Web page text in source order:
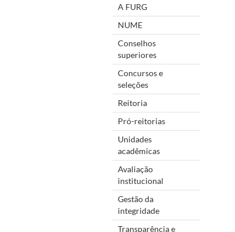
A FURG
NUME
Conselhos
superiores
Concursos e
seleções
Reitoria
Pró-reitorias
Unidades
acadêmicas
Avaliação
institucional
Gestão da
integridade
Transparência e